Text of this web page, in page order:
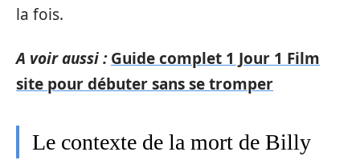
la fois.
A voir aussi : Guide complet 1 Jour 1 Film
site pour débuter sans se tromper
Le contexte de la mort de Billy